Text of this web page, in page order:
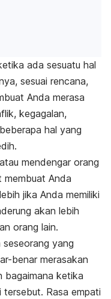
ada sesuatu hal
sesuai rencana,
Anda merasa
kegagalan,
hal yang
mendengar orang
membuat Anda
jika Anda memiliki
akan lebih
orang lain.
yang
benar merasakan
bagaimana ketika
Rasa empati